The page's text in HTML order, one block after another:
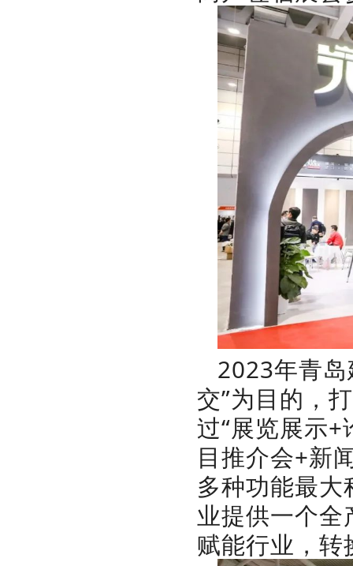
2023年青
交”为目的，
过“展览展示
目推介会+新
多种功能最
业提供一个
赋能行业，